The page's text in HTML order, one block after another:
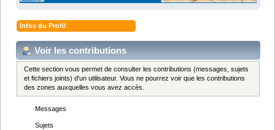
Infos du Profil
Voir les contributions
Cette section vous permet de consulter les contributions (messages, sujets
et fichiers joints) d'un utilisateur. Vous ne pourrez voir que les contributions
des zones auxquelles vous avez accès.
Messages
Sujets